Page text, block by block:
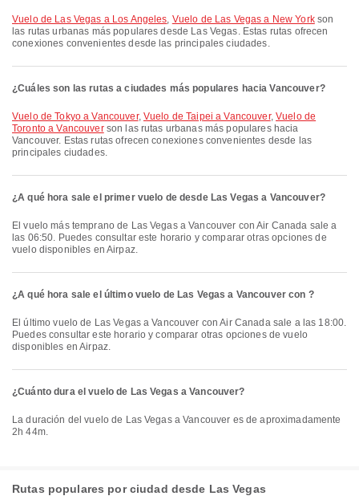
Vuelo de Las Vegas a Los Angeles, Vuelo de Las Vegas a New Yorkson
las rutas urbanas más populares desde Las Vegas. Estas rutas ofrecen
conexiones convenientes desde las principales ciudades.
¿Cuáles son las rutas a ciudades más populares hacia Vancouver?
Vuelo de Tokyo a Vancouver, Vuelo de Taipei a Vancouver, Vuelo de
Toronto a Vancouverson las rutas urbanas más populares hacia
Vancouver. Estas rutas ofrecen conexiones convenientes desde las
principales ciudades.
¿A qué hora sale el primer vuelo de desde Las Vegas a Vancouver?
El vuelo más temprano de Las Vegas a Vancouver con Air Canada sale a
las 06:50. Puedes consultar este horario y comparar otras opciones de
vuelo disponibles en Airpaz.
¿A qué hora sale el último vuelo de Las Vegas a Vancouver con ?
El último vuelo de Las Vegas a Vancouver con Air Canada sale a las 18:00.
Puedes consultar este horario y comparar otras opciones de vuelo
disponibles en Airpaz.
¿Cuánto dura el vuelo de Las Vegas a Vancouver?
La duración del vuelo de Las Vegas a Vancouver es de aproximadamente
2h 44m.
Rutas populares por ciudad desde Las Vegas